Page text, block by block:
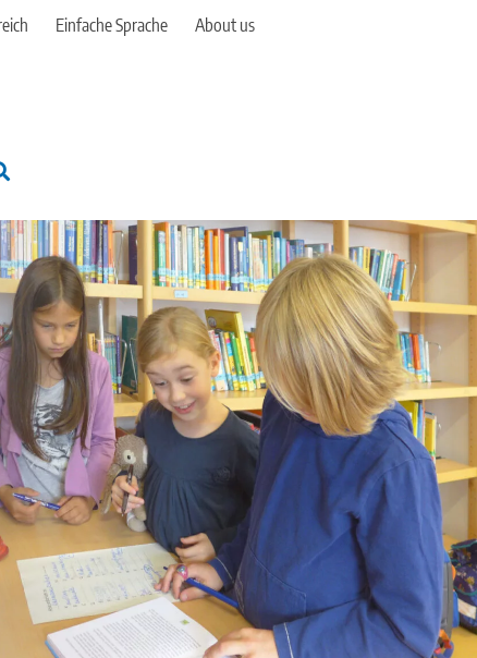
Einfache Sprache About us